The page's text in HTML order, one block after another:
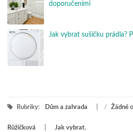
doporučeními
Jak vybrat sušičku prádla?
Rubriky: Dům a zahrada / Žádné
Růžičková Jak vybrat,